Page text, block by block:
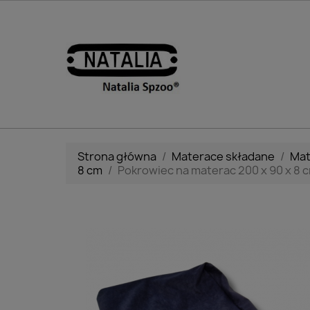
Strona główna Materace składane
8 cm
Pokrowiec na materac 200 x 90 x 8